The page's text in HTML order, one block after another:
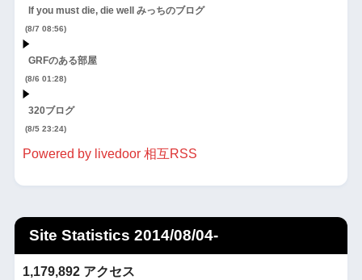
If you must die, die well みっちのブログ
(8/7 08:56)
GRFのある部屋
(8/6 01:28)
320ブログ
(8/5 23:24)
Powered by livedoor 相互RSS
Site Statistics 2014/08/04-
1,179,892 アクセス